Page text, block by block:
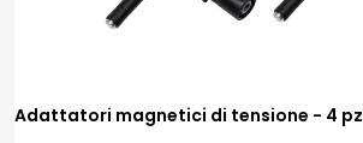
Adattatori magnetici di tensione - 4